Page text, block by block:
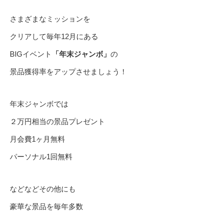
さまざまなミッションを
クリアして毎年12月にある
BIGイベント 「年末ジャンボ」 の
景品獲得率をアップさせましょう！
年末ジャンボでは
２万円相当の景品プレゼント
月会費1ヶ月無料
パーソナル1回無料
などなどその他にも
豪華な景品を毎年多数